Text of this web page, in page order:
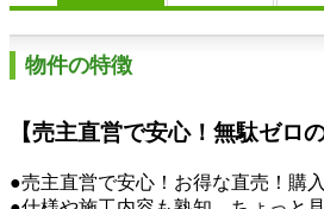
物件の特徴
【売主直営で安心！無駄ゼロ
●売主直営で安心！お得な直売！購